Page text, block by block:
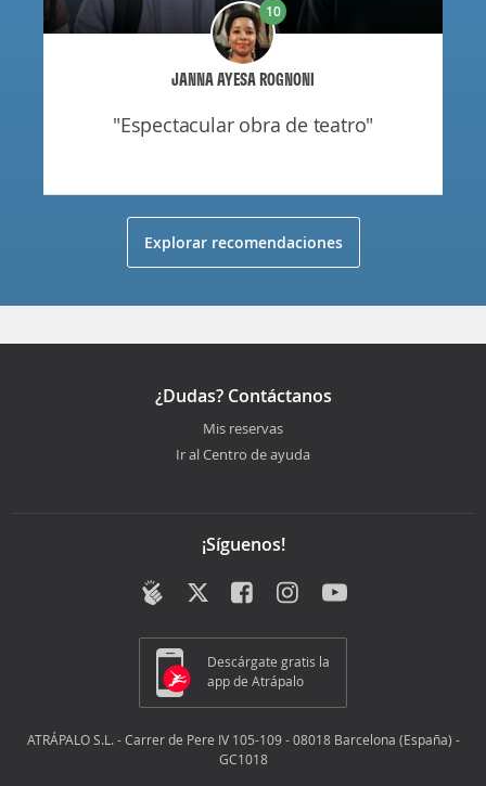
JANNA AYESA ROGNONI
10
"espectacular obra de teatro"
Explorar recomendaciones
¿Dudas? Contáctanos
Mis reservas
Ir al Centro de ayuda
¡Síguenos!
Descárgate gratis la
app de Atrápalo
ATRÁPALO S.L. - Carrer de Pere IV 105-109 - 08018 Barcelona (España) -
GC1018